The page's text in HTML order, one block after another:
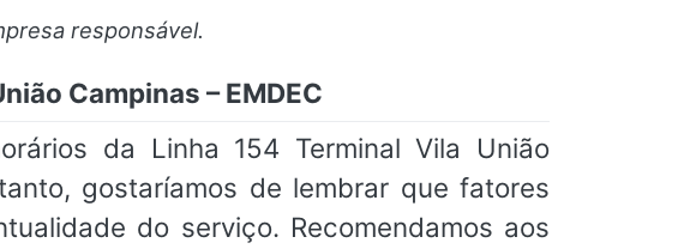
responsável.
Campinas – EMDEC
da Linha 154 Terminal Vila União
gostaríamos de lembrar que fatores
do serviço. Recomendamos aos